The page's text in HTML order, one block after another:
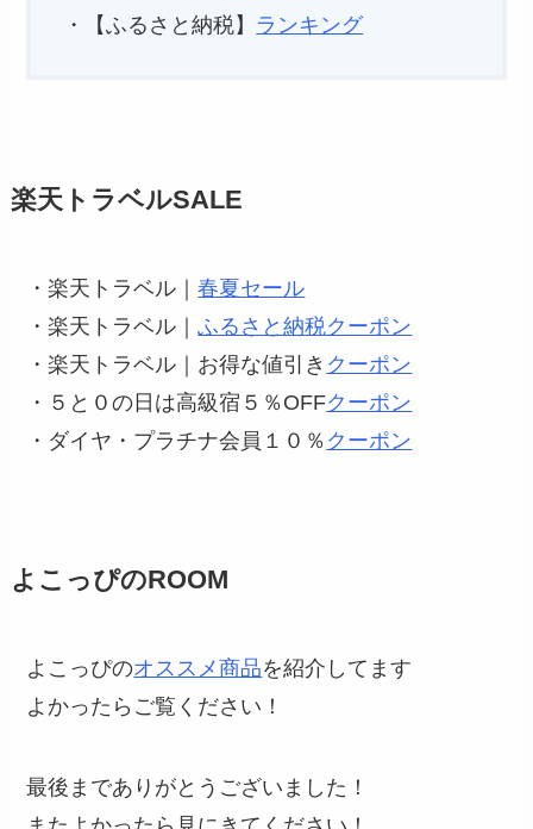
・【ふるさと納税】 ランキング
楽天トラベルSALE
・楽天トラベル｜春夏セール
・楽天トラベル｜ふるさと納税クーポン
・楽天トラベル｜お得な値引き クーポン
・５と０の日は高級宿５％OFFクーポン
・ダイヤ・プラチナ会員１０％ クーポン
よこっぴのROOM
よこっぴのオススメ商品を紹介してます
よかったらご覧ください！
最後までありがとうございました！